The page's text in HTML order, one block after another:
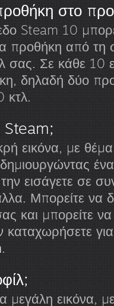
στο
Steam 10
προθήκη από τη
σας. Σε κάθε 10
δηλαδή δύο
κτλ.
Steam;
εικόνα, με
εισάγετε σε
Μπορείτε να
και μπορείτε
καταχωρήσετε
.
μεγάλη εικόνα,